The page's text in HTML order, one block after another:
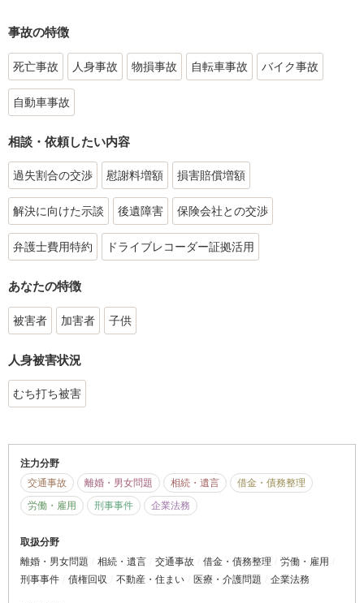
事故の特徴
死亡事故 人身事故 物損事故 自転車事故 バイク事故
自動車事故
相談・依頼したい内容
過失割合の交渉 慰謝料増額 損害賠償増額
解決に向けた示談 後遺障害 保険会社との交渉
弁護士費用特約 ドライブレコーダー証拠活用
あなたの特徴
被害者 加害者 子供
人身被害状況
むち打ち被害
注力分野
交通事故
離婚・男女問題 相続・遺言
借金・債務整理
労働・雇用
刑事事件 企業法務
取扱分野
離婚・男女問題
相続・遺言 交通事故 借金・債務整理
労働・雇用
刑事事件
債権回収 不動産・住まい 医療・介護問題 企業法務